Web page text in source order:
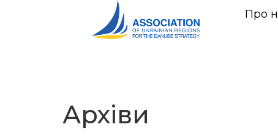
Про
Архіви